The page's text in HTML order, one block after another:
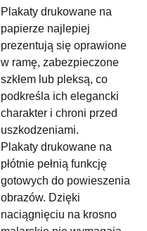
Plakaty drukowane na
papierze najlepiej
prezentują się oprawione
w ramę, zabezpieczone
szkłem lub pleksą, co
podkreśla ich elegancki
charakter i chroni przed
uszkodzeniami.
Plakaty drukowane na
płótnie pełnią funkcję
gotowych do powieszenia
obrazów. Dzięki
naciągnięciu na krosno